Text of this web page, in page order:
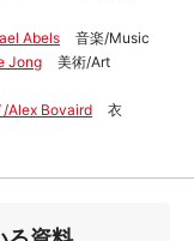
Abels
音楽/Music
Jong
美術/Art
/Alex Bovaird
衣